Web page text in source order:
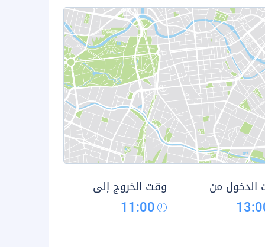
الدخول من وقت الخروج إلى
11:00